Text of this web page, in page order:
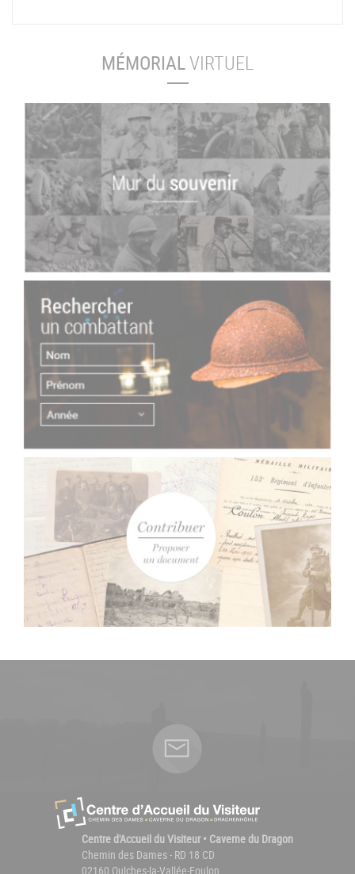
MÉMORIALVIRTUEL
Centre d'Accueil du Visiteur • Caverne du Dragon
Chemin des Dames - RD 18 CD
02160 Oulches-la-Vallée-Foulon